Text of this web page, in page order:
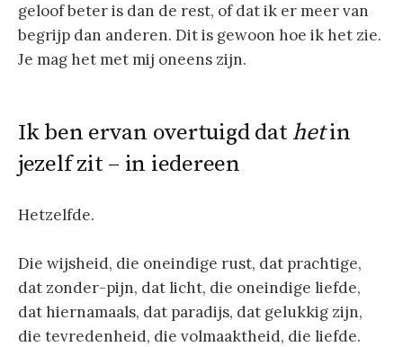
geloof beter is dan de rest, of dat ik er meer van
begrijp dan anderen. Dit is gewoon hoe ik het zie.
Je mag het met mij oneens zijn.
Ik ben ervan overtuigd dathetin
jezelf zit – in iedereen
Hetzelfde.
Die wijsheid, die oneindige rust, dat prachtige,
dat zonder-pijn, dat licht, die oneindige liefde,
dat hiernamaals, dat paradijs, dat gelukkig zijn,
die tevredenheid, die volmaaktheid, die liefde.